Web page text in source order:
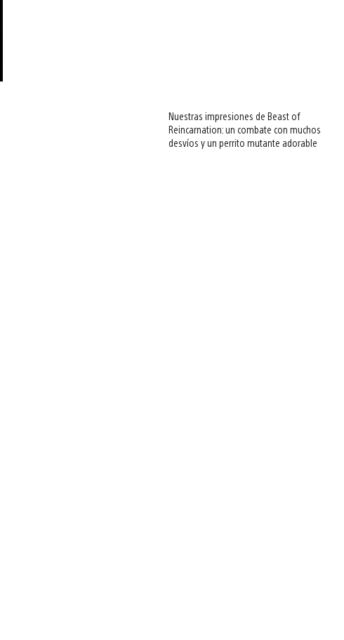
Nuestras impresiones de Beast of
Reincarnation: un combate con muchos
desvíos y un perrito mutante adorable